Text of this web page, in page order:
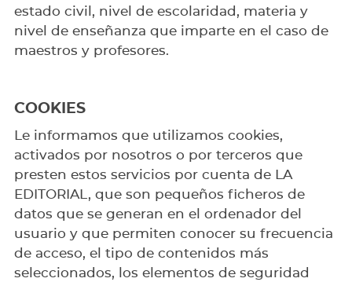
estado civil, nivel de escolaridad, materia y
nivel de enseñanza que imparte en el caso de
maestros y profesores.
COOKIES
Le informamos que utilizamos cookies,
activados por nosotros o por terceros que
presten estos servicios por cuenta de LA
EDITORIAL, que son pequeños ficheros de
datos que se generan en el ordenador del
usuario y que permiten conocer su frecuencia
de acceso, el tipo de contenidos más
seleccionados, los elementos de seguridad